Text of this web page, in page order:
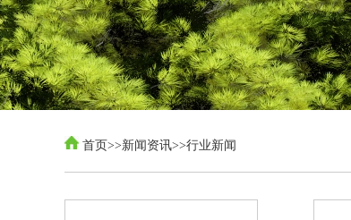
首页>>新闻资讯>>行业新闻